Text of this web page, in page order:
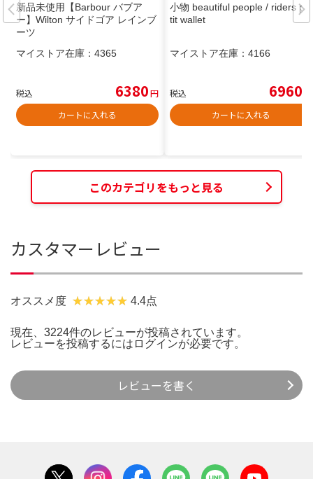
新品未使用【Barbour バブア
ー】Wilton サイドゴア レインブ
ーツ
マイストア在庫： 4365
税込 6380円
カートに入れる
小物 beautiful people / riders pe
tit wallet
マイストア在庫： 4166
税込 6960
カートに入れる
このカテゴリをもっと見る
カスタマーレビュー
オススメ度 4.4点
現在、3224件のレビューが投稿されています。
レビューを投稿するには ログインが必要です。
レビューを書く